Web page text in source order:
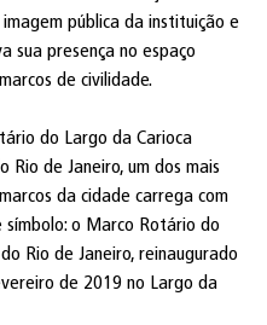
pública da instituição e
sua presença no espaço
de civilidade.
do Largo da Carioca
Rio de Janeiro, um dos mais
da cidade carrega com
símbolo: o Marco Rotário do
Rio de Janeiro, reinaugurado
de 2019 no Largo da